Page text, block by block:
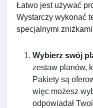
Łatwo jest używać
Wystarczy wykonać
specjalnymi
Wybierz swój
zestaw planów,
Pakiety są
więc możesz
odpowiadał